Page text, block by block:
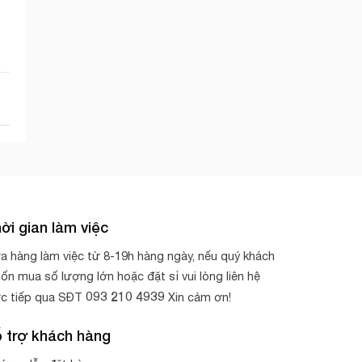
gian làm việc
hàng làm việc từ 8-19h hàng ngày, nếu quý khách
mua số lượng lớn hoặc đặt sỉ vui lòng liên hệ
tiếp qua SĐT 093 210 4939 Xin cảm ơn!
trợ khách hàng